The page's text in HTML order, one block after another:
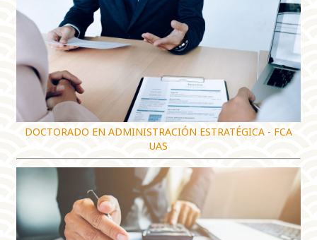
DOCTORADO EN ADMINISTRACIÓN ESTRATÉGICA - FCA
UAS